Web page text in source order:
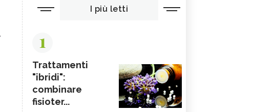
I più letti
1
Trattamenti
"ibridi":
combinare
fisioter...